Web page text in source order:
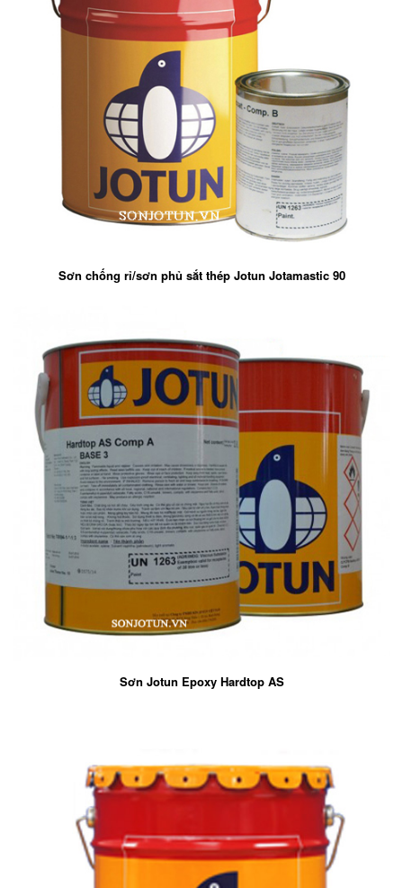
Sơn chống rỉ/sơn phủ sắt thép Jotun Jotamastic 90
Sơn Jotun Epoxy Hardtop AS